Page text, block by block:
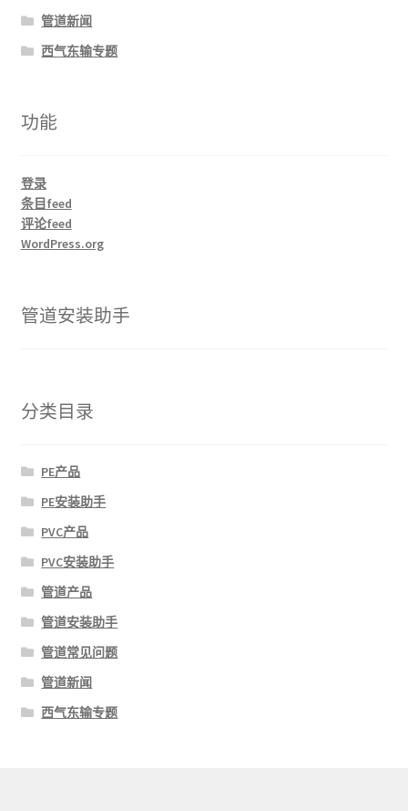
管道新闻
西气东输专题
功能
登录
条目feed
评论feed
WordPress.org
管道安装助手
分类目录
PE产品
PE安装助手
PVC产品
PVC安装助手
管道产品
管道安装助手
管道常见问题
管道新闻
西气东输专题